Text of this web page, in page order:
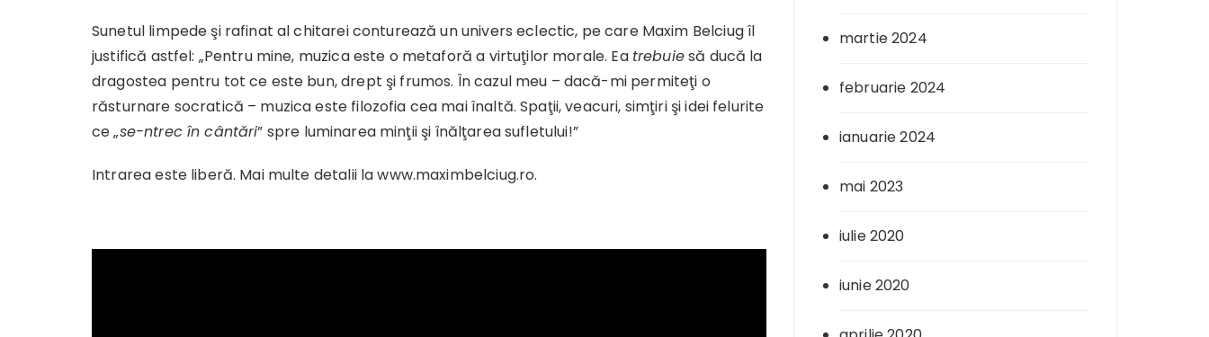
Sunetul limpede şi rafinat al chitarei conturează un univers eclectic, pe care Maxim Belciug îl
justifică astfel: „Pentru mine, muzica este o metaforă a virtuţilor morale. Ea trebuiesă ducă la
dragostea pentru tot ce este bun, drept şi frumos. În cazul meu – dacă-mi permiteţi o
răsturnare socratică – muzica este filozofia cea mai înaltă. Spaţii, veacuri, simţiri şi idei felurite
ce „se-ntrec în cântări” spre luminarea minţii şi înălţarea sufletului!”
Intrarea este liberă. Mai multe detalii la www.maximbelciug.ro.
martie 2024
februarie 2024
ianuarie 2024
mai 2023
iulie 2020
iunie 2020